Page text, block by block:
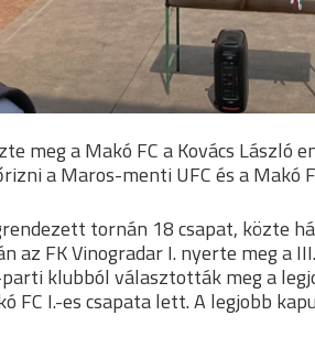
meg a Makó FC a Kovács László
a Maros-menti UFC és a Makó
tornán 18 csapat, közte
az FK Vinogradar I. nyerte meg a
klubból választották meg a
FC I.-es csapata lett. A legjobb